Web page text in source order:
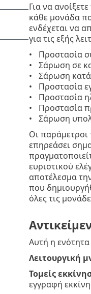
Για να
κάθε μονάδα
ενδέχεται να
για τις εξής
Προστασία
Σάρωση σε
Σάρωση κατά
Προστασία
Προστασία
Προστασία
Σάρωση
Οι παράμετροι
επηρεάσει
ευριστικού
αποτέλεσμα
που
όλες τις
Αυτή η
Λειτουργική
Τομείς
εγγραφή